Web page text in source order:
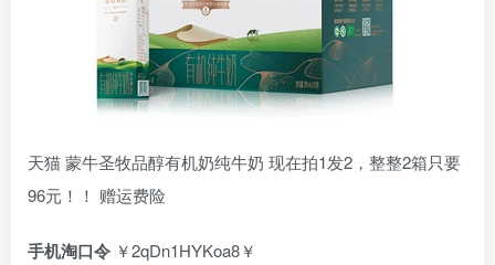
天猫 蒙牛圣牧品醇有机奶纯牛奶 现在拍1发2，整整2箱只要
96元！！ 赠运费险
手机淘口令 ￥2qDn1HYKoa8￥